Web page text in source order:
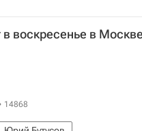
в воскресенье в Москве
14868